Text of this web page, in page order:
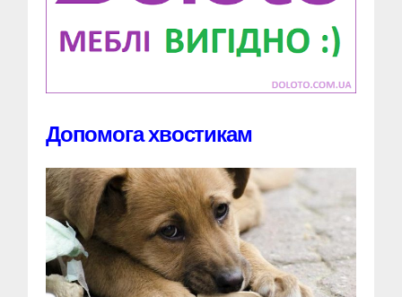
Допомога хвостикам